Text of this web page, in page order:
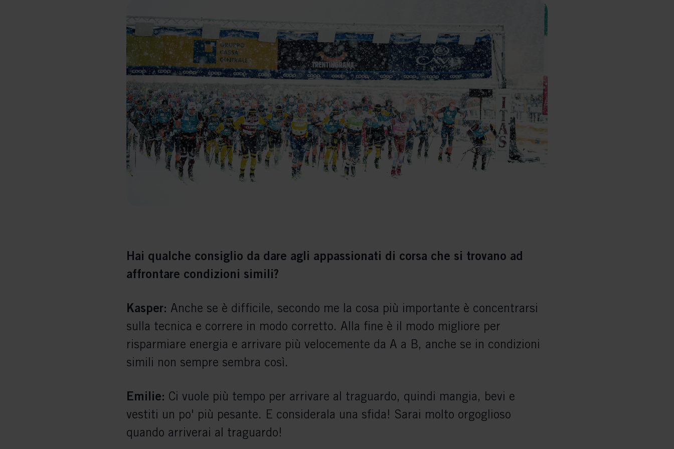
Hai qualche consiglio da dare agli appassionati di corsa che si trovano ad
affrontare condizioni simili?
Kasper: Anche se è difficile, secondo me la cosa più importante è concentrarsi
sulla tecnica e correre in modo corretto. Alla fine è il modo migliore per
risparmiare energia e arrivare più velocemente da A a B, anche se in condizioni
simili non sempre sembra così.
Emilie: Ci vuole più tempo per arrivare al traguardo, quindi mangia, bevi e
vestiti un po' più pesante. E considerala una sfida! Sarai molto orgoglioso
quando arriverai al traguardo!
Meta Pixel